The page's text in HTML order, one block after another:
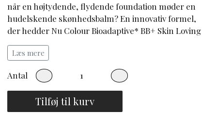
når en højtydende, flydende foundation møder en
hudelskende skønhedsbalm? En innovativ formel,
der hedder Nu Colour Bioadaptive* BB+ Skin Loving
Foundation, er født. Det, der gør det endnu bedre, er
tilstedeværelsen af
Selvom planten selv ikke generelt er kendt for at have
bioadaptive egenskaber, har den bioadaptive* fordele
for din hud og styrker dermed din huds
modstandsdygtighed over for milj
stressfaktorer.
Læs mere
Antal
Tilføj til kurv